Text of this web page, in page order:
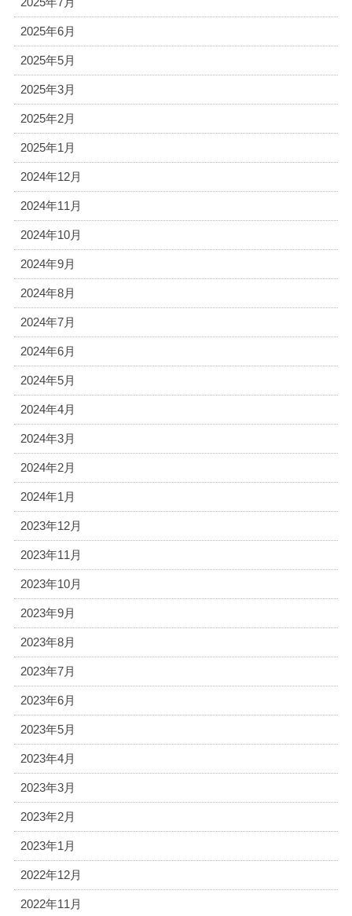
2025年6月
2025年5月
2025年3月
2025年2月
2025年1月
2024年12月
2024年11月
2024年10月
2024年9月
2024年8月
2024年7月
2024年6月
2024年5月
2024年4月
2024年3月
2024年2月
2024年1月
2023年12月
2023年11月
2023年10月
2023年9月
2023年8月
2023年7月
2023年6月
2023年5月
2023年4月
2023年3月
2023年2月
2023年1月
2022年12月
2022年11月